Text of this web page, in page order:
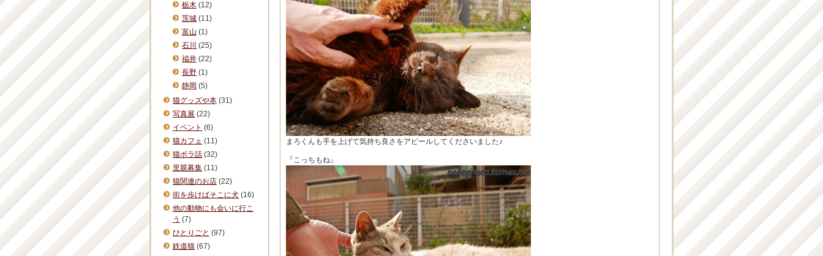
まろくんも手を上げて気持ち良さをアピールしてくださいました♪
『こっちもね』
栃木 (12)
茨城 (11)
富山 (1)
石川 (25)
福井 (22)
長野 (1)
静岡 (5)
猫グッズや本 (31)
写真展 (22)
イベント (6)
猫カフェ (11)
猫ボラ話 (32)
里親募集 (11)
猫関連のお店 (22)
街を歩けばそこに犬 (16)
他の動物にも会いに行こ
う (7)
ひとりごと (97)
鉄道猫 (67)